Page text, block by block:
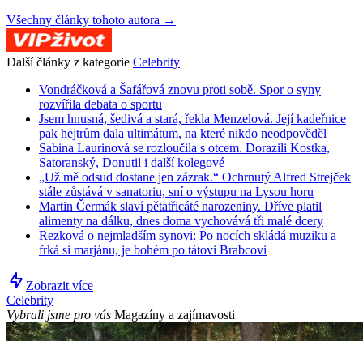
Všechny články tohoto autora →
Další články z kategorie Celebrity
Vondráčková a Šafářová znovu proti sobě. Spor o syny
rozvířila debata o sportu
Jsem hnusná, šedivá a stará, řekla Menzelová. Její kadeřnice
pak hejtrům dala ultimátum, na které nikdo neodpověděl
Sabina Laurinová se rozloučila s otcem. Dorazili Kostka,
Satoranský, Donutil i další kolegové
„Už mě odsud dostane jen zázrak.“ Ochrnutý Alfred Strejček
stále zůstává v sanatoriu, sní o výstupu na Lysou horu
Martin Čermák slaví pětatřicáté narozeniny. Dříve platil
alimenty na dálku, dnes doma vychovává tři malé dcery
Rezková o nejmladším synovi: Po nocích skládá muziku a
frká si marjánu, je bohém po tátovi Brabcovi
Zobrazit více
Celebrity
Vybrali jsme pro vás Magazíny a zajímavosti